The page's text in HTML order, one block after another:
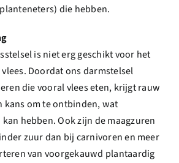
die hebben.
is niet erg geschikt voor het
Doordat ons darmstelsel
die vooral vlees eten, krijgt rauw
kans om te ontbinden, wat
hebben. Ook zijn de maagzuren
zuur dan bij carnivoren en meer
van voorgekauwd plantaardig